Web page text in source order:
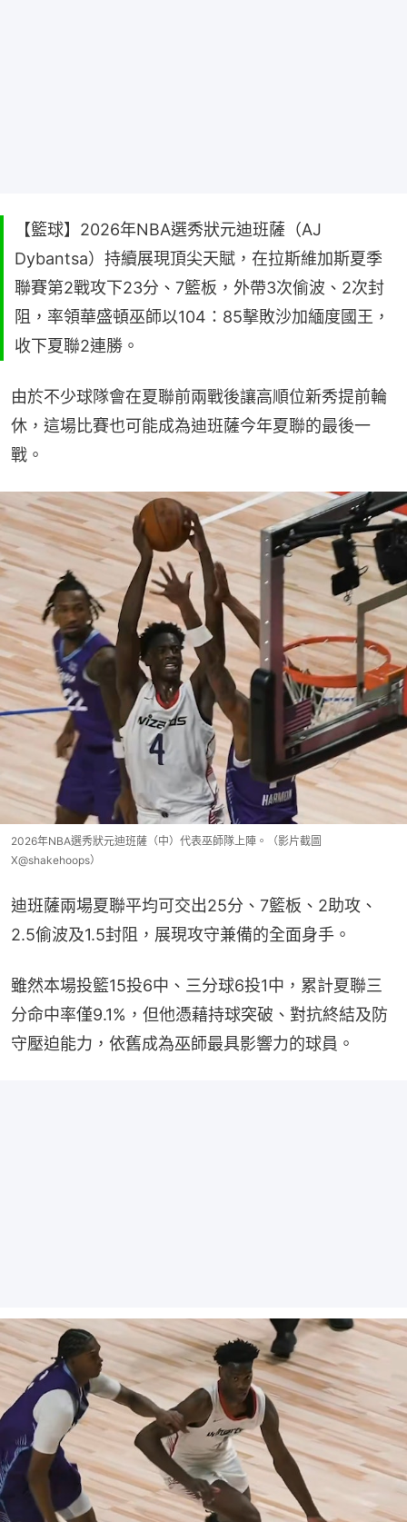
【籃球】2026年NBA選秀狀元迪班薩（AJ
Dybantsa）持續展現頂尖天賦，在拉斯維加斯夏季
聯賽第2戰攻下23分、7籃板，外帶3次偷波、2次封
阻，率領華盛頓巫師以104：85擊敗沙加緬度國王，
收下夏聯2連勝。
由於不少球隊會在夏聯前兩戰後讓高順位新秀提前輪
休，這場比賽也可能成為迪班薩今年夏聯的最後一
戰。
2026年NBA選秀狀元迪班薩（中）代表巫師隊上陣。（影片截圖
X@shakehoops）
迪班薩兩場夏聯平均可交出25分、7籃板、2助攻、
2.5偷波及1.5封阻，展現攻守兼備的全面身手。
雖然本場投籃15投6中、三分球6投1中，累計夏聯三
分命中率僅9.1%，但他憑藉持球突破、對抗終結及防
守壓迫能力，依舊成為巫師最具影響力的球員。